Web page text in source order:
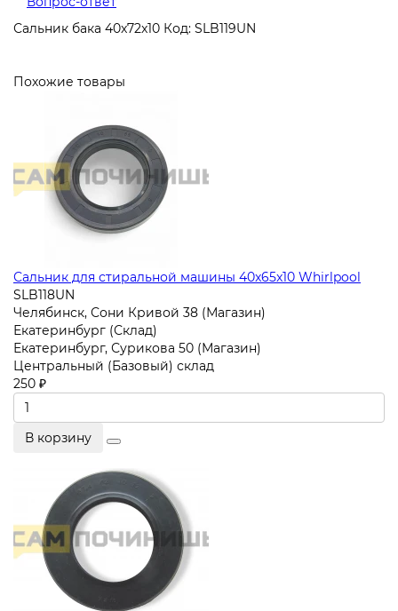
Сальник бака 40x72x10 Код: SLB119UN
Похожие товары
Сальник для стиральной машины 40x65x10 Whirlpool
SLB118UN
Челябинск, Сони Кривой 38 (Магазин)
Екатеринбург (Склад)
Екатеринбург, Сурикова 50 (Магазин)
Центральный (Базовый) склад
250 ₽
В корзину